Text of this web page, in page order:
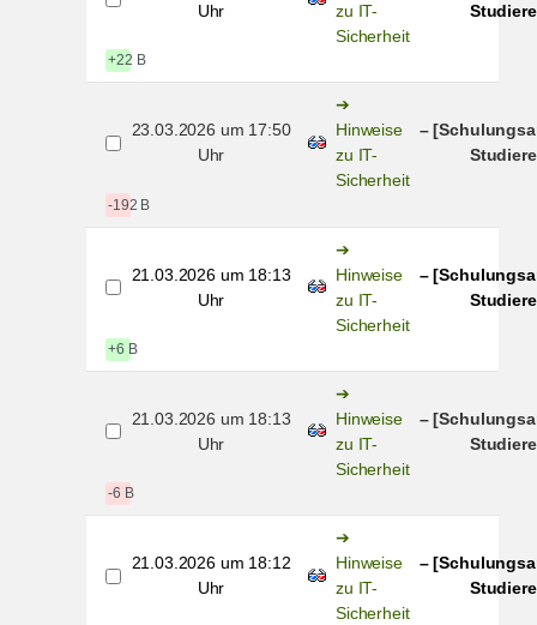
Uhr
zu IT-
Sicherheit
+22 B
23.03.2026 um 17:50
Uhr
Hinweise
zu IT-
Sicherheit
–
-192 B
21.03.2026 um 18:13
Uhr
Hinweise
zu IT-
Sicherheit
–
+6 B
21.03.2026 um 18:13
Uhr
Hinweise
zu IT-
Sicherheit
–
-6 B
21.03.2026 um 18:12
Uhr
Hinweise
zu IT-
Sicherheit
–